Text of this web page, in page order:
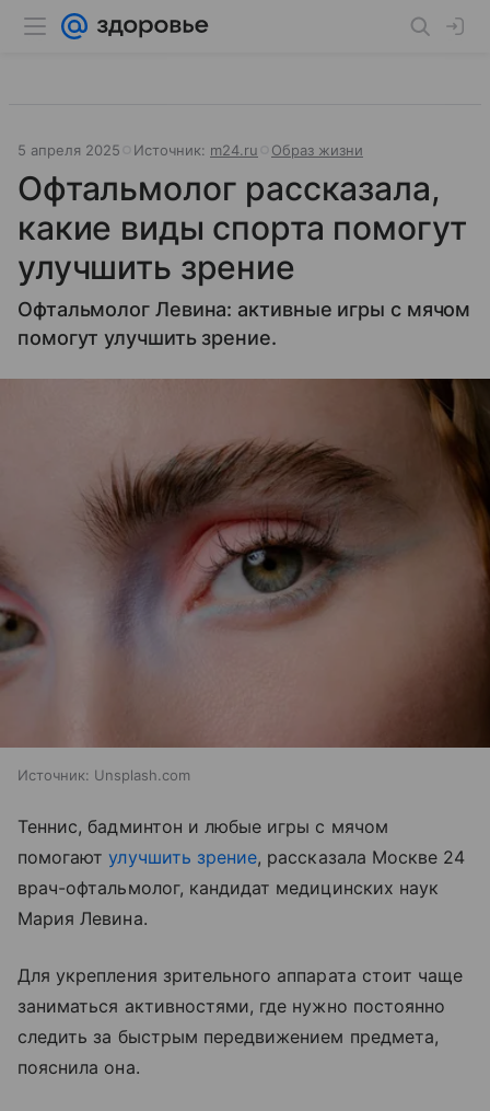
5 апреля 2025 Источник: m24.ru Образ жизни
Офтальмолог рассказала,
какие виды спорта помогут
улучшить зрение
Офтальмолог Левина: активные игры с мячом
помогут улучшить зрение.
Источник: Unsplash.com
Теннис, бадминтон и любые игры с мячом
помогаютулучшить зрение, рассказала Москве 24
врач-офтальмолог, кандидат медицинских наук
Мария Левина.
Для укрепления зрительного аппарата стоит чаще
заниматься активностями, где нужно постоянно
следить за быстрым передвижением предмета,
пояснила она.